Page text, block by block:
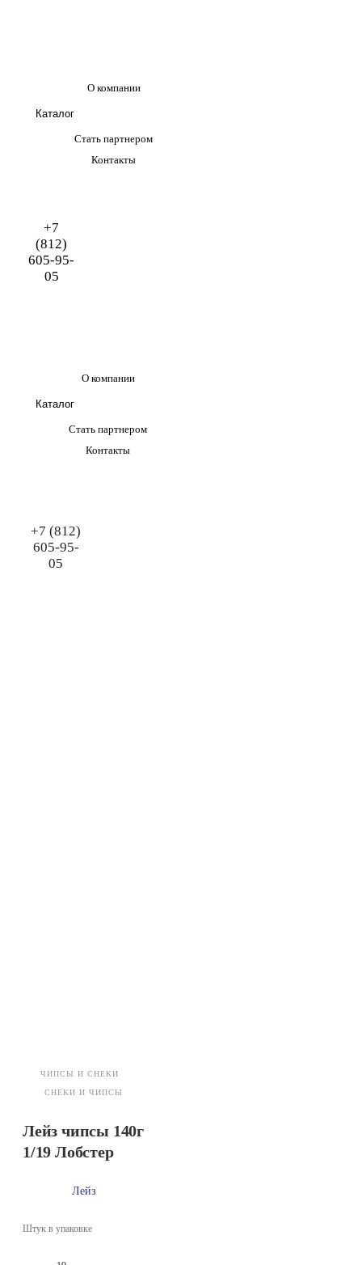
О компании
Каталог
Стать партнером
Контакты
+7
(812)
605-95-
05
О компании
Каталог
Стать партнером
Контакты
+7 (812)
605-95-
05
ЧИПСЫ И СНЕКИ
СНЕКИ И ЧИПСЫ
Лейз чипсы 140г
1/19 Лобстер
Лейз
Штук в упаковке